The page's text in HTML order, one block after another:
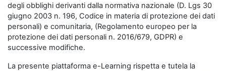
degli obblighi derivanti dalla normativa nazionale (D. Lgs 30
giugno 2003 n. 196, Codice in materia di protezione dei dati
personali) e comunitaria, (Regolamento europeo per la
protezione dei dati personali n. 2016/679, GDPR) e
successive modifiche.
La presente piattaforma e-Learning rispetta e tutela la